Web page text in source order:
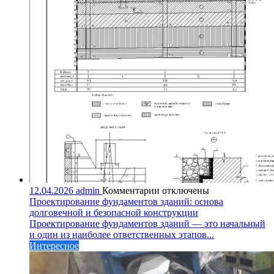
12.04.2026 admin Комментарии к
записи
Проектирование
фундаментов
зданий:
долговечной
и
отключены
Проектирование фундаментов зданий: основа
долговечной и безопасной конструкции
Проектирование фундаментов зданий — это начальный
и один из наиболее ответственных этапов...
Интересное